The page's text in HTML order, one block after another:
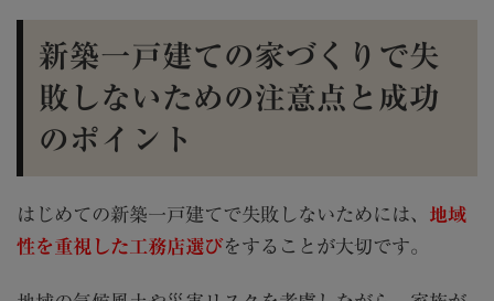
新築一戸建ての家づくりで失
敗しないための注意点と成功
のポイント
はじめての新築一戸建てで失敗しないためには、 地域
性を重視した工務店選びをすることが大切です。